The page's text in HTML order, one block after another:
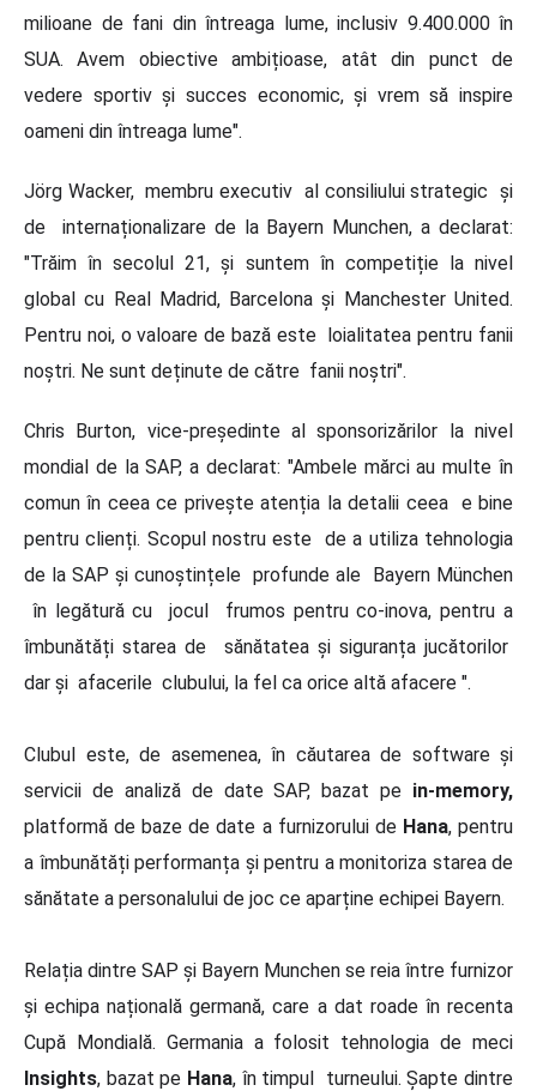
milioane de fani din întreaga lume, inclusiv 9.400.000 în
SUA. Avem obiective ambițioase, atât din punct de
vedere sportiv și succes economic, și vrem să inspire
oameni din întreaga lume".
Jörg Wacker, membru executiv al consiliului strategic și
de internaționalizare de la Bayern Munchen, a declarat:
"Trăim în secolul 21, și suntem în competiție la nivel
global cu Real Madrid, Barcelona și Manchester United.
Pentru noi, o valoare de bază este loialitatea pentru fanii
noștri. Ne sunt deținute de către fanii noștri".
Chris Burton, vice-președinte al sponsorizărilor la nivel
mondial de la SAP, a declarat: "Ambele mărci au multe în
comun în ceea ce privește atenția la detalii ceea e bine
pentru clienți. Scopul nostru este de a utiliza tehnologia
de la SAP și cunoștințele profunde ale Bayern München
în legătură cu jocul frumos pentru co-inova, pentru a
îmbunătăți starea de sănătatea și siguranța jucătorilor
dar și afacerile clubului, la fel ca orice altă afacere ".
Clubul este, de asemenea, în căutarea de software și
servicii de analiză de date SAP, bazat pe in-memory,
platformă de baze de date a furnizorului de Hana, pentru
a îmbunătăți performanța și pentru a monitoriza starea de
sănătate a personalului de joc ce aparține echipei Bayern.
Relația dintre SAP și Bayern Munchen se reia între furnizor
și echipa națională germană, care a dat roade în recenta
Cupă Mondială. Germania a folosit tehnologia de meci
Insights, bazat pe Hana, în timpul turneului. Șapte dintre